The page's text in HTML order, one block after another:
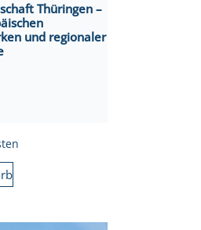
Thüringen –
und regionaler